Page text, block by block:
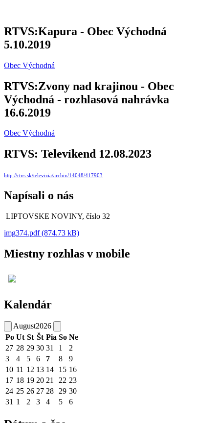
RTVS:Kapura - Obec Východná
5.10.2019
Obec Východná
RTVS:Zvony nad krajinou - Obec
Východná - rozhlasová nahrávka
16.6.2019
Obec Východná
RTVS: Televíkend 12.08.2023
http://rtvs.sk/televizia/archiv/14048/417903
Napísali o nás
LIPTOVSKE NOVINY, číslo 32
img374.pdf (874.73 kB)
Miestny rozhlas v mobile
Kalendár
August2026
Po Ut St Št Pia So Ne
27 28 29 30 31 1
2
3
4 5 6 7 8
9
10 11 12 13 14 15 16
17 18 19 20 21 22 23
24 25 26 27 28 29 30
31 1 2 3 4 5 6